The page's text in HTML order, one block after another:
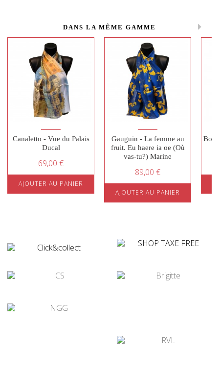
DANS LA MÊME GAMME
Canaletto - Vue du Palais
Ducal
69,00 €
AJOUTER AU PANIER
Gauguin - La femme au
fruit. Eu haere ia oe (Où
vas-tu?) Marine
89,00 €
AJOUTER AU PANIER